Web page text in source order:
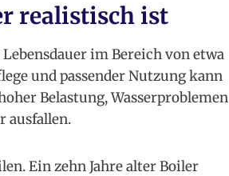
realistisch ist
im Bereich von etwa
und passender Nutzung kann
Belastung, Wasserproblemen
ausfallen.
Ein zehn Jahre alter Boiler